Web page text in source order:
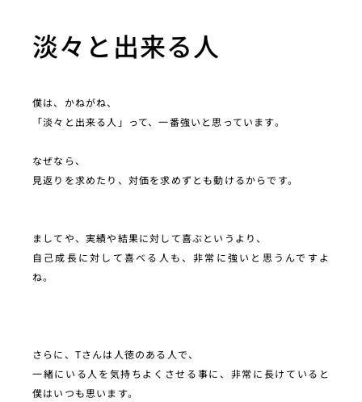
淡々と出来る人
僕は、かねがね、
「淡々と出来る人」って、一番強いと思っています。
なぜなら、
見返りを求めたり、対価を求めずとも動けるからです。
ましてや、実績や結果に対して喜ぶというより、
自己成長に対して喜べる人も、非常に強いと思うんですよ
ね。
さらに、Tさんは人徳のある人で、
一緒にいる人を気持ちよくさせる事に、非常に長けていると
僕はいつも思います。